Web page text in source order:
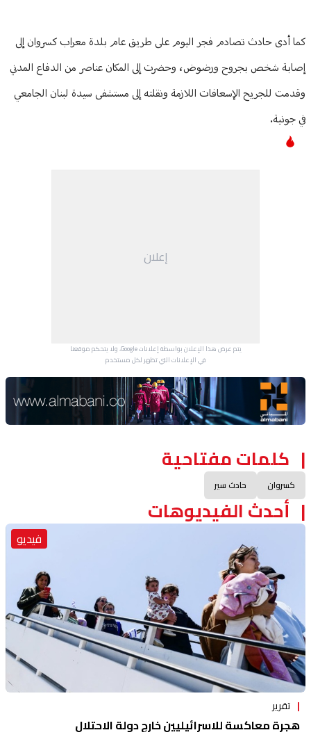
كما أدى حادث تصادم فجر اليوم على طريق عام بلدة معراب كسروان إلى
إصابة شخص بجروح ورضوض، وحضرت إلى المكان عناصر من الدفاع المدني
وقدمت للجريح الإسعافات اللازمة ونقلته إلى مستشفى سيدة لبنان الجامعي
في جونية.
إعلان
يتم عرض هذا الإعلان بواسطة إعلانات Google، ولا يتحكم موقعنا
في الإعلانات التي تظهر لكل مستخدم.
Advertisement Section
كلمات مفتاحية
كسروان حادث سير
أحدث الفيديوهات
فيديو
تقرير
هجرة معاكسة للاسرائيليين خارج دولة الاحتلال